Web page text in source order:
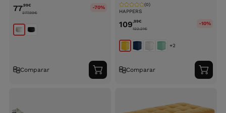
77,99€
277.99€
-70%
Comparar
Adicionar
ao
HAPPERS
(0)
109,99€
122.21€
-10%
+2
Comparar
ao